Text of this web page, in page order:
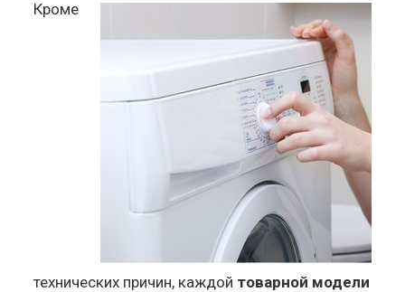
Кроме
технических причин, каждой товарной модели